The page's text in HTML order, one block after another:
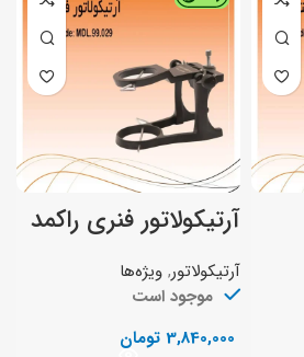
آرتیکولاتور فنری راکمد
آرتیکولاتور, ویژه‌ها
موجود است
3,840,000 تومان